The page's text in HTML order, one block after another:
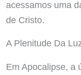
acessamos uma
de Cristo.
A Plenitude Da
Em Apocalipse, a